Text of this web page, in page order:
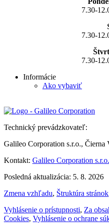
7.30-
7.30-
7.30-
Informácie
Ako vybaviť
Technický prevádzkovateľ:
Galileo Corporation s.r.o., Čierna
Kontakt: Galileo Corporation s.r.o.
Posledná aktualizácia: 5. 8. 2026
Zmena vzhľadu, Štruktúra stránok
Vyhlásenie o prístupnosti, Za
Cookies, Vyhlásenie o ochrane